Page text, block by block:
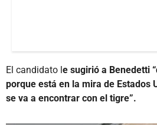
El candidato le sugirió a Benedetti
porque está en la mira de Estados
se va a encontrar con el tigre”.